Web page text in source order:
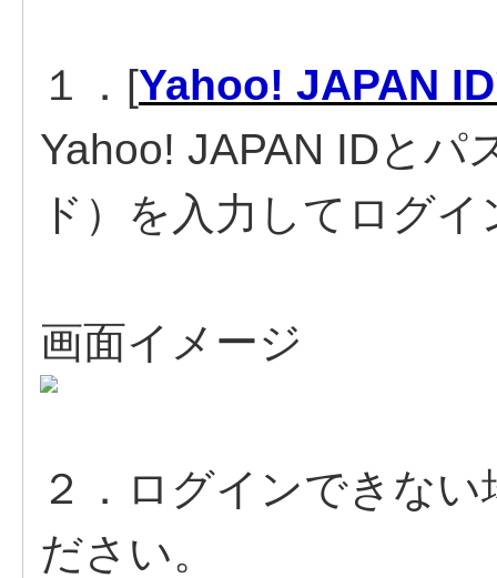
１．[Yahoo! JAPAN
Yahoo! JAPAN IDとパ
ド）を入力してログ
画面イメージ
２．ログインできない
ださい。